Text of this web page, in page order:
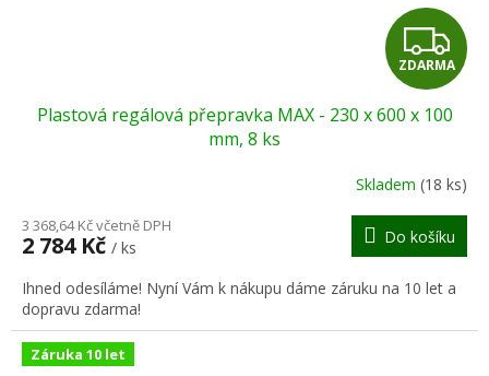
Z
D
A
R
M
A
ZDARMA
Plastová regálová přepravka MAX - 230 x 600 x 100
mm, 8 ks
Skladem (18 ks)
3 368,64 Kč včetně DPH
2 784 Kč / ks
Do košíku
Ihned odesíláme! Nyní Vám k nákupu dáme záruku na 10 let a
dopravu zdarma!
Záruka 10 let